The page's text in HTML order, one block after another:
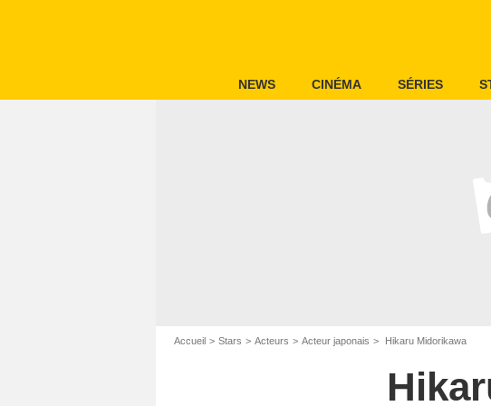
NEWS CINÉMA SÉRIES
Accueil Stars Acteurs Acteur japonais Hikaru Midorikawa